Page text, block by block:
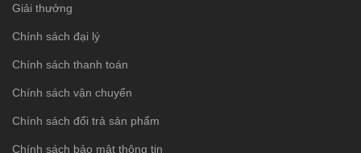
Giải thưởng
Chính sách đại lý
Chính sách thanh toán
Chính sách vận chuyển
Chính sách đổi trả sản phẩm
Chính sách bảo mật thông tin